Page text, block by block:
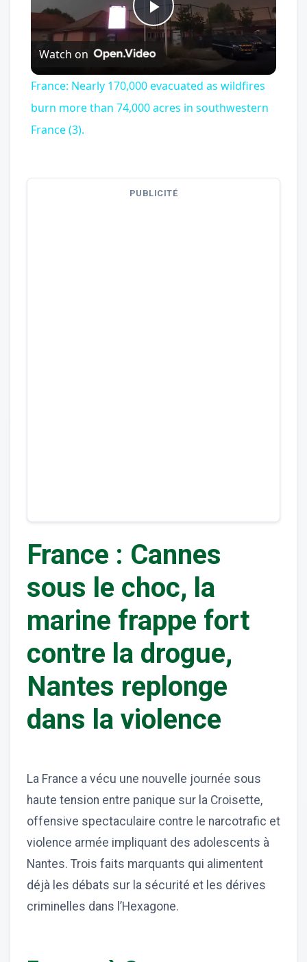
Play
Video
Watch on
France: Nearly 170,000 evacuated as wildfires
burn more than 74,000 acres in southwestern
France (3).
PUBLICITÉ
France : Cannes
sous le choc, la
marine frappe fort
contre la drogue,
Nantes replonge
dans la violence
La France a vécu une nouvelle journée sous
haute tension entre panique sur la Croisette,
offensive spectaculaire contre le narcotrafic et
violence armée impliquant des adolescents à
Nantes. Trois faits marquants qui alimentent
déjà les débats sur la sécurité et les dérives
criminelles dans l’Hexagone.